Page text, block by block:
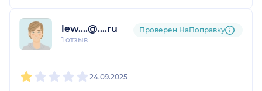
lew....@....ru
1 отзыв
Проверен НаПоправку
24.09.2025